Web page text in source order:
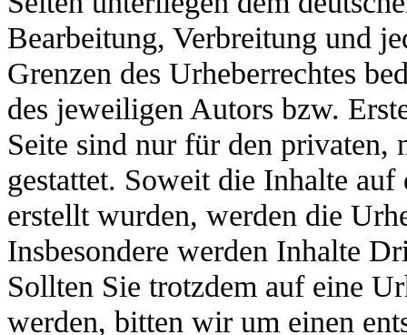
Bearbeitung, Verbreitung und
Grenzen des Urheberrechtes
des jeweiligen Autors bzw.
Seite sind nur für den privaten,
gestattet. Soweit die Inhalte auf
erstellt wurden, werden die
Insbesondere werden Inhalte
Sollten Sie trotzdem auf eine
werden, bitten wir um einen